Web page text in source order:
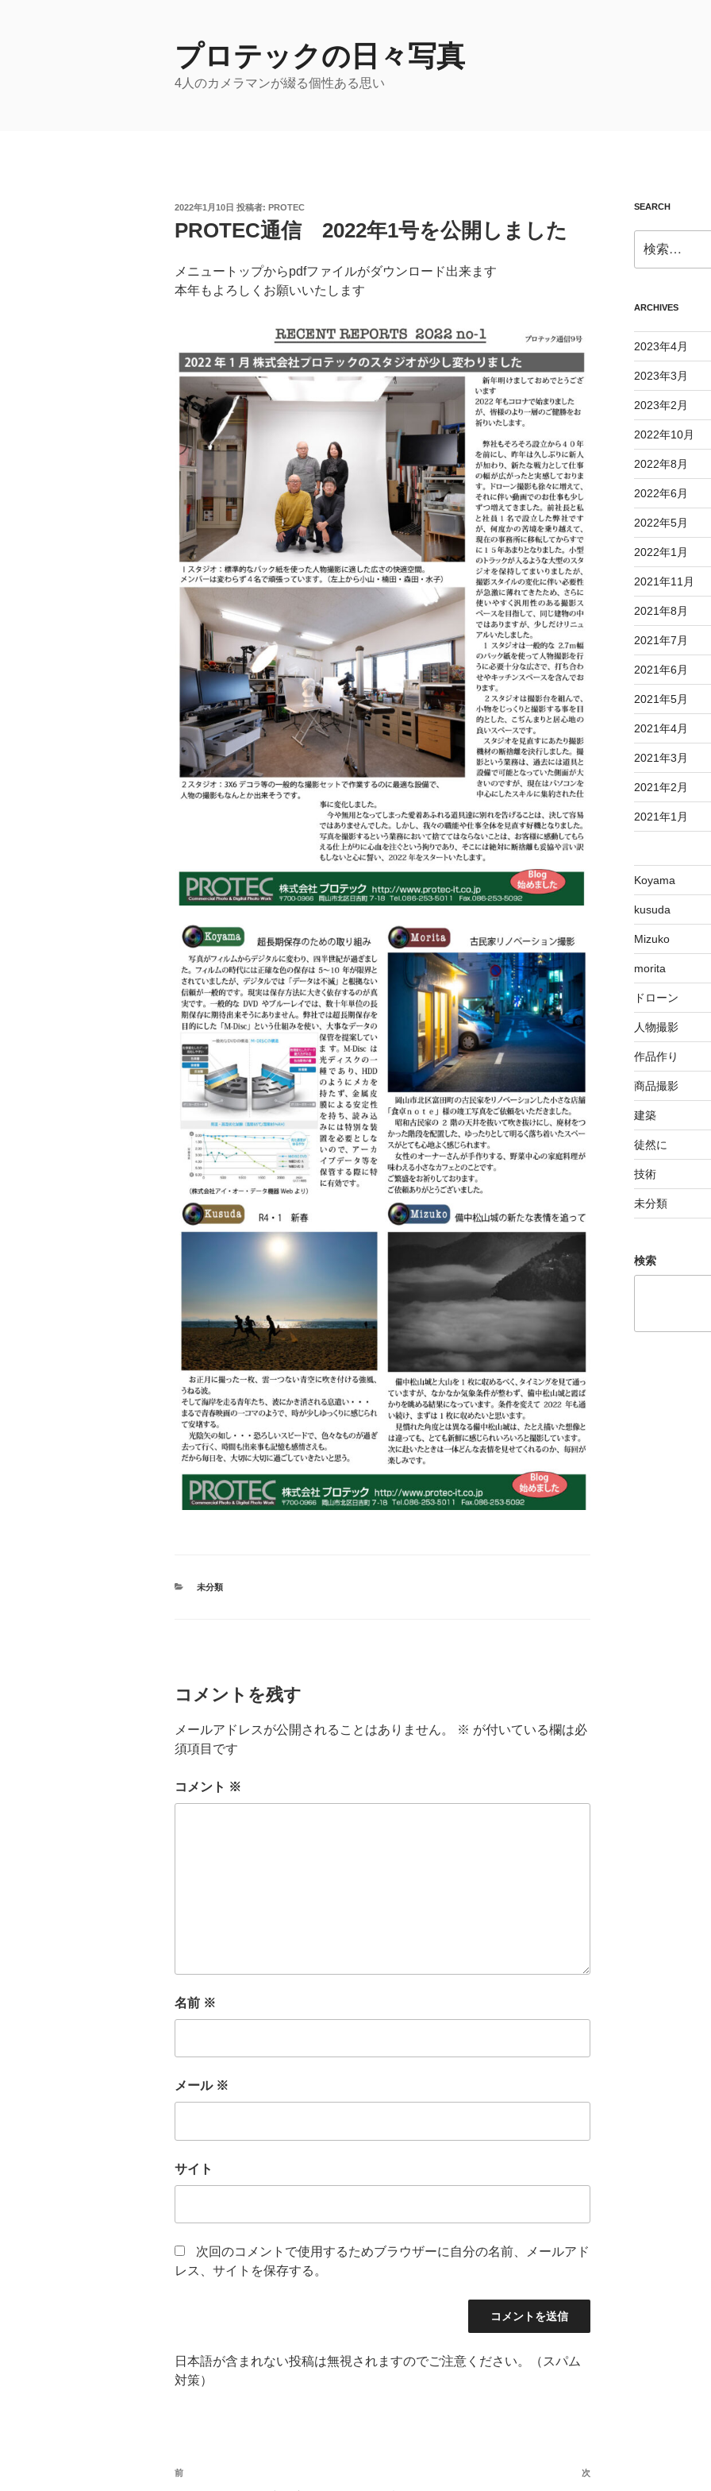
プロテックの日々写真
4人のカメラマンが綴る個性ある思い
投
日:
2022年1月10日 投稿者: PROTEC
PROTEC通信 2022年1号を公開しました
メニュートップからpdfファイルがダウンロード出来ます
本年もよろしくお願いいたします
カ
未分類
コメントを残す
メールアドレスが公開されることはありません。 ※ が付いている欄は必
須項目です
コメント ※
名前 ※
メール ※
サイト
次回のコメントで使用するためブラウザーに自分の名前、メールアド
レス、サイトを保存する。
日本語が含まれない投稿は無視されますのでご注意ください。（スパム
対策）
投
前
前
次
次
SEARCH
索:
ARCHIVES
2023年4月
2023年3月
2023年2月
2022年10月
2022年8月
2022年6月
2022年5月
2022年1月
2021年11月
2021年8月
2021年7月
2021年6月
2021年5月
2021年4月
2021年3月
2021年2月
2021年1月
Koyama
kusuda
Mizuko
morita
ドローン
人物撮影
作品作り
商品撮影
建築
徒然に
技術
未分類
検索